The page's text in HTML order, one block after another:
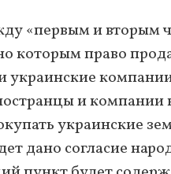
«первым и вторым
которым право
украинские
и компании
украинские
дано согласие